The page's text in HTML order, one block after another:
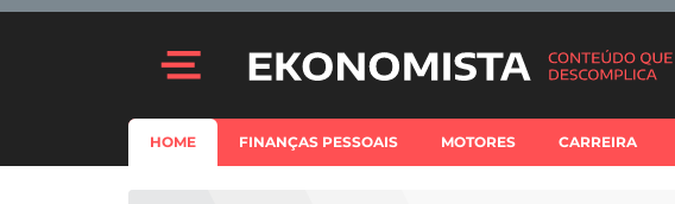
HOME FINANÇAS PESSOAIS MOTORES CARREIRA